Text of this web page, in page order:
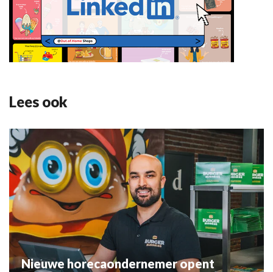
Lees ook
Nieuwe horecaondernemer opent